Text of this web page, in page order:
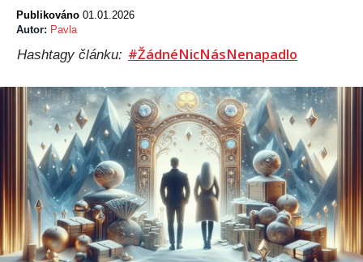
Publikováno 01.01.2026
Autor: Pavla
Hashtagy článku: #ŽádnéNicNásNenapadlo